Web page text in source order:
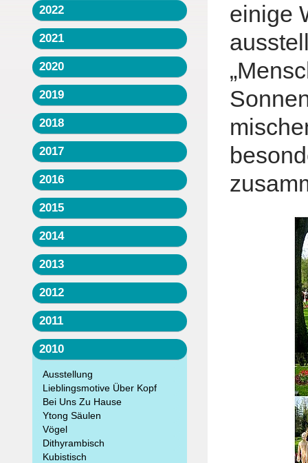
2022
2021
2020
2019
2018
2017
2016
2015
2014
2013
2012
2011
2010
Ausstellung
Lieblingsmotive Über Kopf
Bei Uns Zu Hause
Ytong Säulen
Vögel
Dithyrambisch
Kubistisch
einige